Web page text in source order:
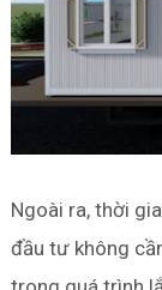
Ngoài ra, thời
đầu tư không